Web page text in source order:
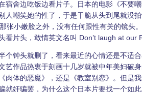
舍边吃饭边看片子。日本的电影《不要
人嘲笑她的性了，于是干脆从头到尾就没
张小嫩脸之外，没有任何跟性有关的镜头
看片头，敢情英文名叫 Don’t laugh at our
钟头就删了，看来最近的心情还是不适合
艺作品热衷于刻画十几岁就被中年美妇破
肉体的恶魔》，还是《教室别恋》。但是
就奸骗罢，为什么这个日本片要找一个如